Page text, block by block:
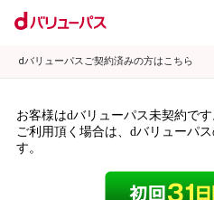
dバリューパスご契約済みの方はこちら
お客様はdバリューパス未契約です
ご利用頂く場合は、dバリューパ
す。